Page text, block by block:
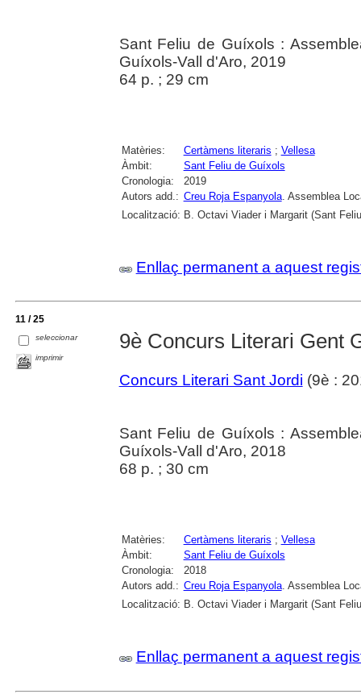
Sant Feliu de Guíxols :
Guíxols-Vall d'Aro, 2019
64 p. ; 29 cm
Matèries: Certàmens literaris ; Vellesa
Àmbit:
Sant Feliu de Guíxols
Cronologia:
2019
Autors add.: Creu Roja Espanyola. Assemblea
Localització: B. Octavi Viader i Margarit (Sant
Enllaç permanent a aquest
11 / 25
seleccionar
imprimir
9è Concurs Literari Gent
Concurs Literari Sant Jordi (9è :
Sant Feliu de Guíxols :
Guíxols-Vall d'Aro, 2018
68 p. ; 30 cm
Matèries: Certàmens literaris ; Vellesa
Àmbit:
Sant Feliu de Guíxols
Cronologia:
2018
Autors add.: Creu Roja Espanyola. Assemblea
Localització: B. Octavi Viader i Margarit (Sant
Enllaç permanent a aquest